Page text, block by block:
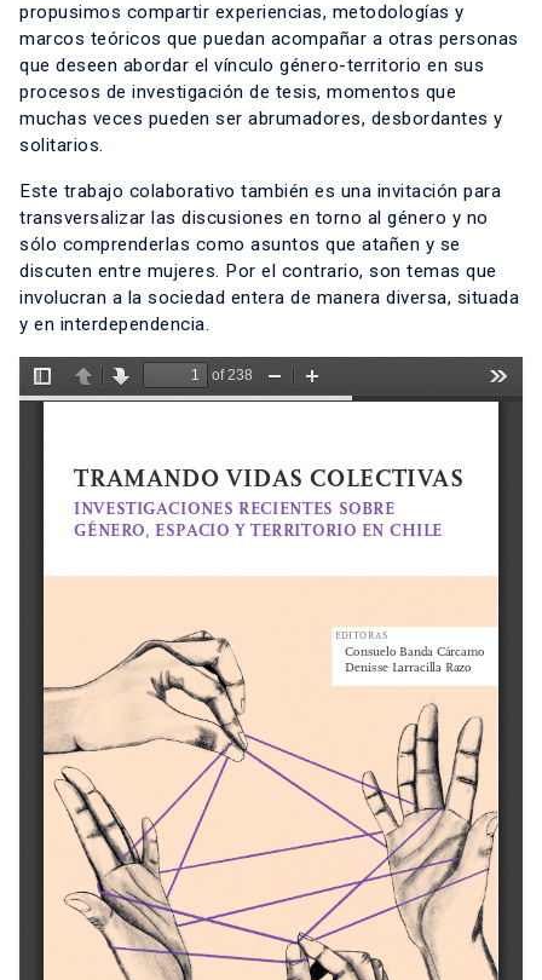
propusimos compartir experiencias, metodologías y
marcos teóricos que puedan acompañar a otras personas
que deseen abordar el vínculo género-territorio en sus
procesos de investigación de tesis, momentos que
muchas veces pueden ser abrumadores, desbordantes y
solitarios.
Este trabajo colaborativo también es una invitación para
transversalizar las discusiones en torno al género y no
sólo comprenderlas como asuntos que atañen y se
discuten entre mujeres. Por el contrario, son temas que
involucran a la sociedad entera de manera diversa, situada
y en interdependencia.